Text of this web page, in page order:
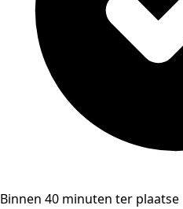
Binnen 40 minuten ter plaatse